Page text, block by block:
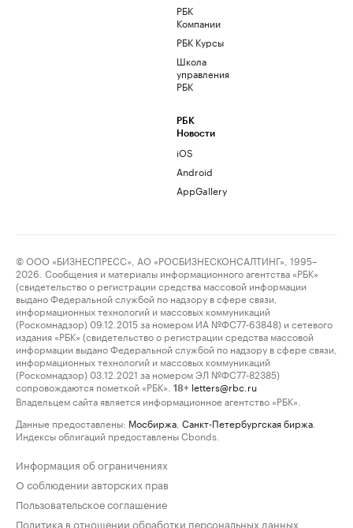
РБК
Компании
РБК Курсы
Школа
управления
РБК
РБК
Новости
iOS
Android
AppGallery
© ООО «БИЗНЕСПРЕСС», АО «РОСБИЗНЕСКОНСАЛТИНГ», 1995–
2026. Сообщения и материалы информационного агентства «РБК»
(свидетельство о регистрации средства массовой информации
выдано Федеральной службой по надзору в сфере связи,
информационных технологий и массовых коммуникаций
(Роскомнадзор) 09.12.2015 за номером ИА №ФС77-63848) и сетевого
издания «РБК» (свидетельство о регистрации средства массовой
информации выдано Федеральной службой по надзору в сфере связи,
информационных технологий и массовых коммуникаций
(Роскомнадзор) 03.12.2021 за номером ЭЛ №ФС77-82385)
сопровождаются пометкой «РБК».
18+ letters@rbc.ru
Владельцем сайта является информационное агентство «РБК».
Данные предоставлены: Мосбиржа Санкт-Петербургская биржа
Индексы облигаций предоставлены Cbonds.
Информация об ограничениях
О соблюдении авторских прав
Пользовательское соглашение
Политика в отношении обработки персональных данных